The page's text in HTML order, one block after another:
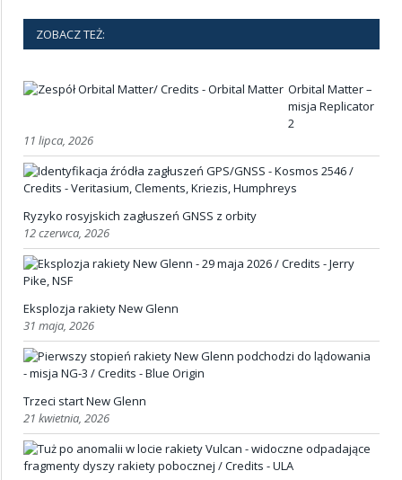
ZOBACZ TEŻ:
Orbital Matter –
misja Replicator
2
11 lipca, 2026
Ryzyko rosyjskich zagłuszeń GNSS z orbity
12 czerwca, 2026
Eksplozja rakiety New Glenn
31 maja, 2026
Trzeci start New Glenn
21 kwietnia, 2026